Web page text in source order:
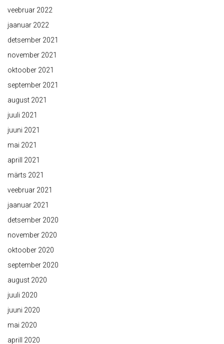
veebruar 2022
jaanuar 2022
detsember 2021
november 2021
oktoober 2021
september 2021
august 2021
juuli 2021
juuni 2021
mai 2021
aprill 2021
märts 2021
veebruar 2021
jaanuar 2021
detsember 2020
november 2020
oktoober 2020
september 2020
august 2020
juuli 2020
juuni 2020
mai 2020
aprill 2020